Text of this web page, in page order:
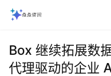
Box 继续拓展数
代理驱动的企业